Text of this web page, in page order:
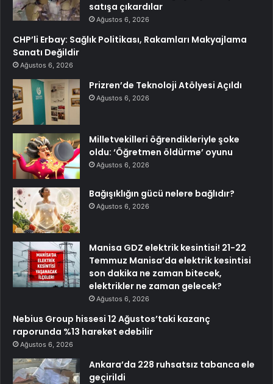
satışa çıkardılar
Ağustos 6, 2026
CHP’li Erbay: Sağlık Politikası, Rakamları Makyajlama
Sanatı Değildir
Ağustos 6, 2026
Prizren’de Teknoloji Atölyesi Açıldı
Ağustos 6, 2026
Milletvekilleri öğrendikleriyle şoke
oldu: ‘Öğretmen öldürme’ oyunu
Ağustos 6, 2026
Bağışıklığın gücü nelere bağlıdır?
Ağustos 6, 2026
Manisa GDZ elektrik kesintisi! 21-22
Temmuz Manisa’da elektrik kesintisi
son dakika ne zaman bitecek,
elektrikler ne zaman gelecek?
Ağustos 6, 2026
Nebius Group hissesi 12 Ağustos’taki kazanç
raporunda %13 hareket edebilir
Ağustos 6, 2026
Ankara’da 228 ruhsatsız tabanca ele
geçirildi